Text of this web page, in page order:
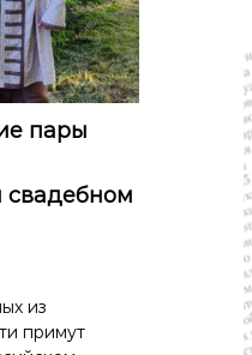
пары
свадебном
из
примут